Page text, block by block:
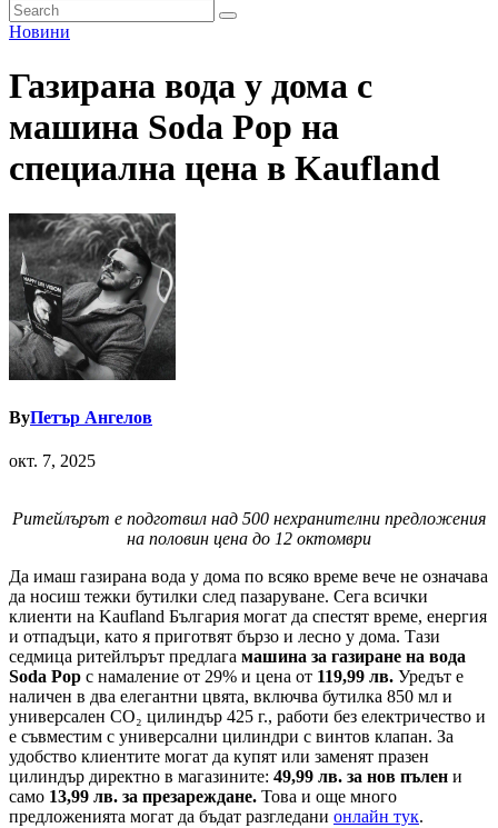
Новини
Газирана вода у дома с
машина Soda Pop на
специална цена в Kaufland
ByПетър Ангелов
окт. 7, 2025
Ритейлърът е подготвил над 500 нехранителни предложения
на половин цена до 12 октомври
Да имаш газирана вода у дома по всяко време вече не означава
да носиш тежки бутилки след пазаруване. Сега всички
клиенти на Kaufland България могат да спестят време, енергия
и отпадъци, като я приготвят бързо и лесно у дома. Тази
седмица ритейлърът предлага машина за газиране на вода
Soda Pop с намаление от 29% и цена от 119,99 лв. Уредът е
наличен в два елегантни цвята, включва бутилка 850 мл и
универсален CO₂ цилиндър 425 г., работи без електричество и
е съвместим с универсални цилиндри с винтов клапан. За
удобство клиентите могат да купят или заменят празен
цилиндър директно в магазините: 49,99 лв. за нов пълен и
само 13,99 лв. за презареждане. Това и още много
предложенията могат да бъдат разгледани онлайн тук.